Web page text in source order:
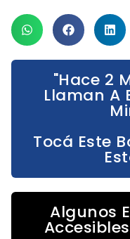
"Hace 2
Llaman A
Tocá Este
Algunos